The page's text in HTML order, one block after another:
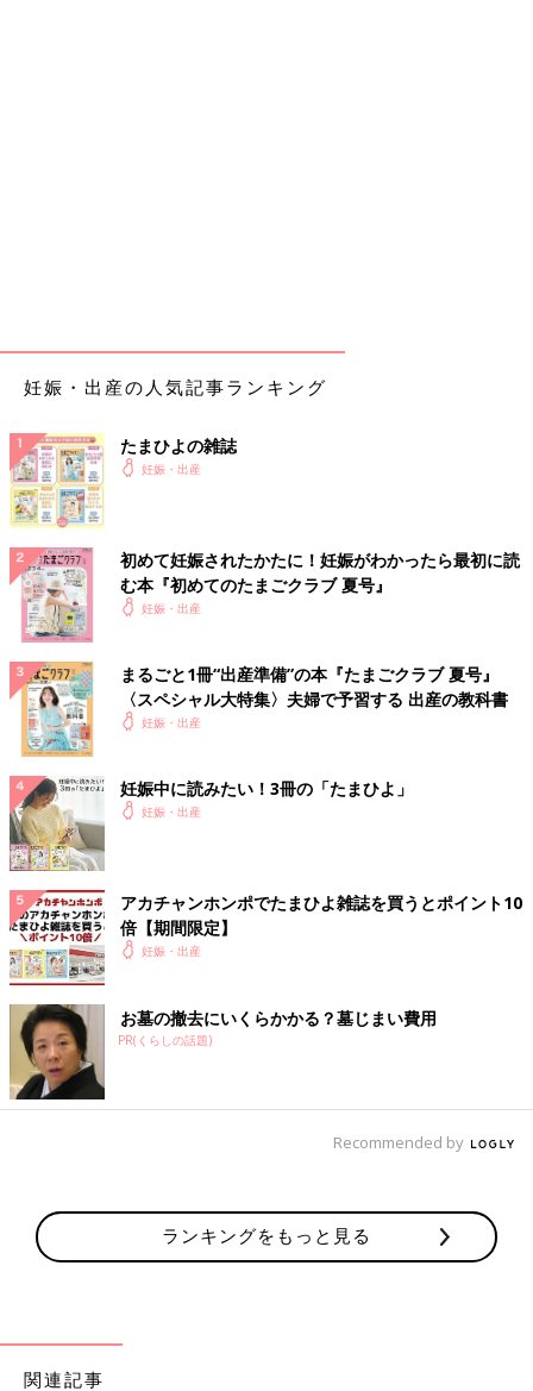
産後に痛みが強くなる恐れがある。出血もしやすいが、肛門まで
は切れにくいメリットも。
・正中側切開…３つの切開方法のなかで最も多く行われている方
法。正中切開と、側切開の間のあたりを切る。産後の腫れや痛み
は強くなる恐れがあるが、肛門までは切れにくい。
切るときの痛みは？ 縫合の痛みは？ 実際に経験
した読者ママの感想
切開時の痛みは？
・感じなかった…78%
「陣痛がつらすぎて、え？もう切ったの？という感じ」
「本当に少ししか切らなかったからか、痛みはほとんどなし」
痛みにめっぽう弱い私でも大丈夫だった」
・痛かった…14％
「陣痛の痛みとは、種類の違う瞬間的な痛みに声を上げてしまっ
た」
「一瞬だけど、泣きたくなる痛さだった」
・そのほか…８％
縫合時の痛みは？
・チクチク感…35％
「縫っている感覚はあったけど、痛みはなし」
「わりと長い間縫われているな…という感じがした」
った」
・感じなかった…35％
「陣痛がつらすぎて、思っていたより切開も縫合も痛くなかっ
た」
妊娠・出産の人気記事ランキング
たまひよの雑誌
妊娠・出産
初めて妊娠されたかたに！妊娠がわかったら最初に読
む本『初めてのたまごクラブ 夏号』
妊娠・出産
まるごと1冊“出産準備”の本『たまごクラブ 夏号』
〈スペシャル大特集〉夫婦で予習する 出産の教科書
妊娠・出産
妊娠中に読みたい！3冊の「たまひよ」
妊娠・出産
アカチャンホンポでたまひよ雑誌を買うとポイント10
倍【期間限定】
妊娠・出産
お墓の撤去にいくらかかる？墓じまい費用
PR(くらしの話題)
Recommended by
ランキングをもっと見る
関連記事